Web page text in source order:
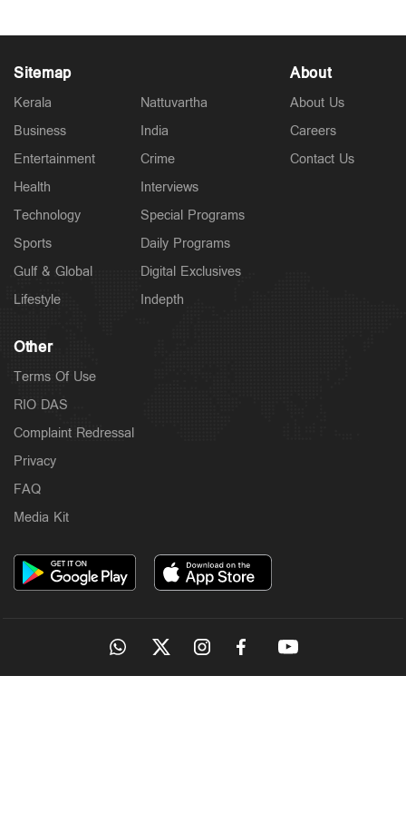
Sitemap
Kerala
Business
Entertainment
Health
Technology
Sports
Gulf & Global
Lifestyle
Nattuvartha
India
Crime
Interviews
Special Programs
Daily Programs
Digital Exclusives
Indepth
About
About Us
Careers
Contact Us
Other
Terms Of Use
RIO DAS
Complaint Redressal
Privacy
FAQ
Media Kit